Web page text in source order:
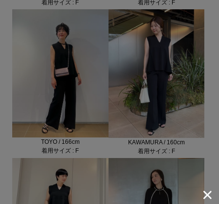
着用サイズ : F
着用サイズ : F
TOYO / 166cm
着用サイズ : F
KAWAMURA / 160cm
着用サイズ : F